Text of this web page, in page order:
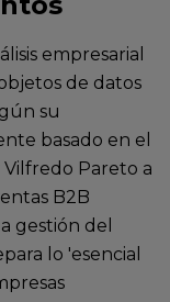
empresarial
de datos
su
basado en el
Pareto a
B2B
gestión del
lo 'esencial